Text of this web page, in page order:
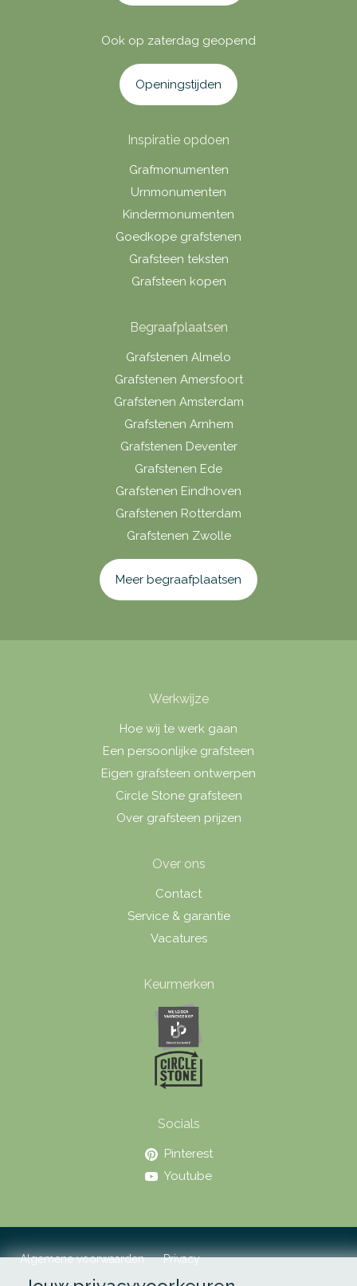
Ook op zaterdag geopend
Openingstijden
Inspiratie opdoen
Grafmonumenten
Urnmonumenten
Kindermonumenten
Goedkope grafstenen
Grafsteen teksten
Grafsteen kopen
Begraafplaatsen
Grafstenen Almelo
Grafstenen Amersfoort
Grafstenen Amsterdam
Grafstenen Arnhem
Grafstenen Deventer
Grafstenen Ede
Grafstenen Eindhoven
Grafstenen Rotterdam
Grafstenen Zwolle
Meer begraafplaatsen
Werkwijze
Hoe wij te werk gaan
Een persoonlijke grafsteen
Eigen grafsteen ontwerpen
Circle Stone grafsteen
Over grafsteen prijzen
Over ons
Contact
Service & garantie
Vacatures
Keurmerken
Socials
Pinterest
Youtube
Algemene voorwaarden Privacy